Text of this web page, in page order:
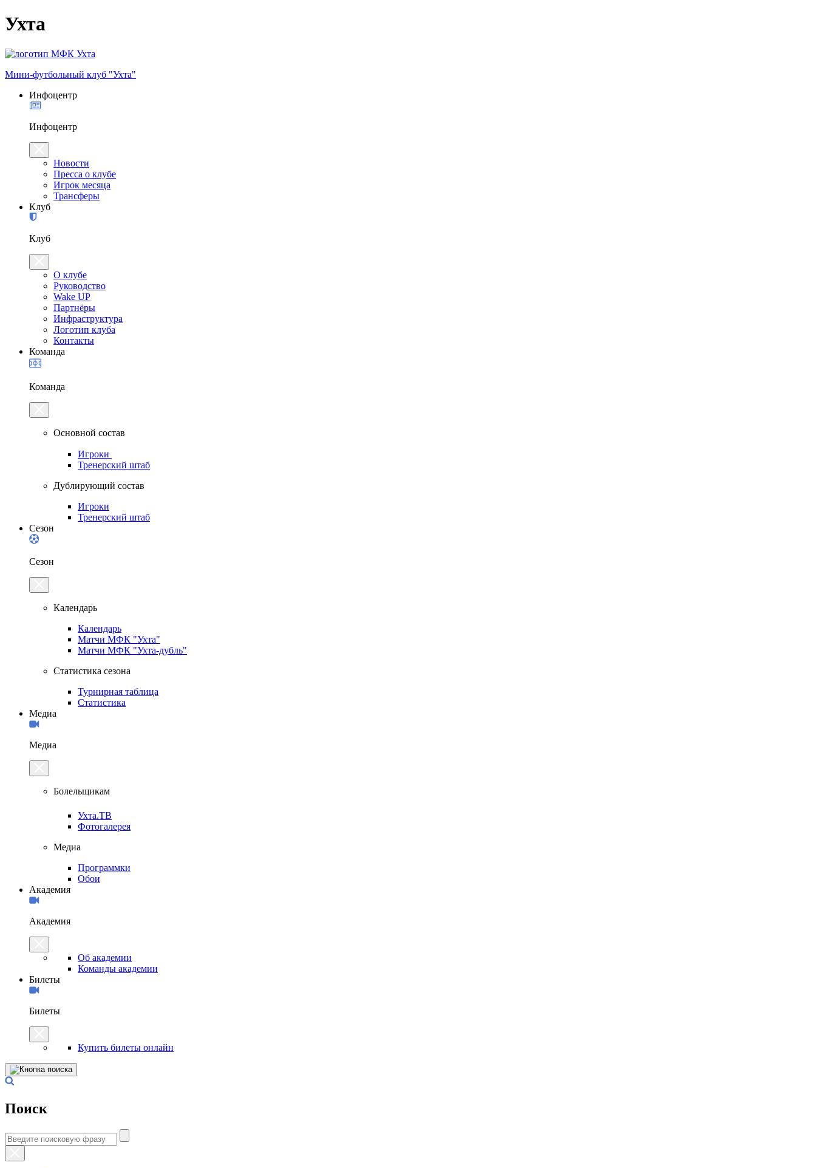
Ухта
Мини-футбольный клуб "Ухта"
Инфоцентр
Инфоцентр
Новости
Пресса о клубе
Игрок месяца
Трансферы
Клуб
Клуб
О клубе
Руководство
Wake UP
Партнёры
Инфраструктура
Логотип клуба
Контакты
Команда
Команда
Основной состав
Игроки
Тренерский штаб
Дублирующий состав
Игроки
Тренерский штаб
Сезон
Сезон
Календарь
Календарь
Матчи МФК "Ухта"
Матчи МФК "Ухта-дубль"
Статистика сезона
Турнирная таблица
Статистика
Медиа
Медиа
Болельщикам
Ухта.ТВ
Фотогалерея
Медиа
Программки
Обои
Академия
Академия
Об академии
Команды академии
Билеты
Билеты
Купить билеты онлайн
Поиск